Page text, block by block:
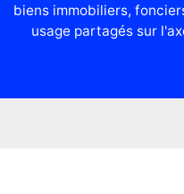
biens immobiliers,
usage partagés sur